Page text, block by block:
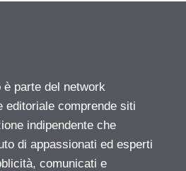
parte del network
editoriale comprende siti
indipendente che
di appassionati ed esperti
comunicati e